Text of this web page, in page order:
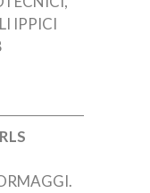
IPPICI